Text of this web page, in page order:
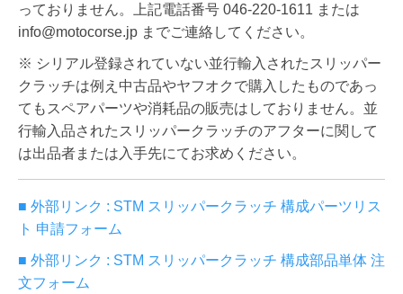
っておりません。上記電話番号 046-220-1611 または
info@motocorse.jp までご連絡してください。
※ シリアル登録されていない並行輸入されたスリッパー
クラッチは例え中古品やヤフオクで購入したものであっ
てもスペアパーツや消耗品の販売はしておりません。並
行輸入品されたスリッパークラッチのアフターに関して
は出品者または入手先にてお求めください。
■ 外部リンク : STM スリッパークラッチ 構成パーツリス
ト 申請フォーム
■ 外部リンク : STM スリッパークラッチ 構成部品単体 注
文フォーム